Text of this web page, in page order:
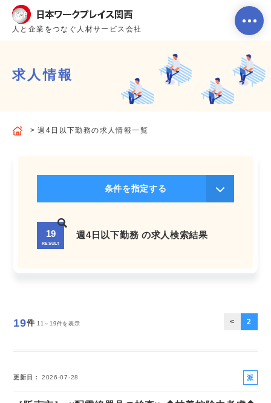
人と企業をつなぐ人材サービス会社
ホーム
よくあるご質問
求人情報
週4日以下勤務の求人情報一覧
条件を指定する
19
RESULT
週4日以下勤務 の求人検索結果
19件 11～19件を表示 < 2
更新日 2026-07-28
派